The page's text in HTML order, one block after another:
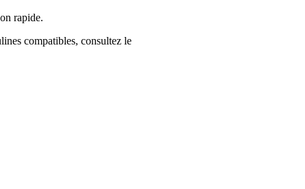
rapide.
compatibles, consultez le